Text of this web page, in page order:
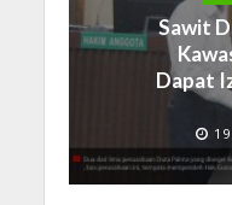
Sawit
Dapat